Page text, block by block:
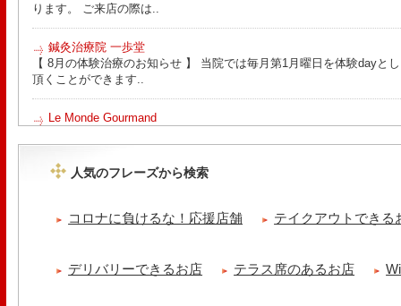
ります。 ご来店の際は..
鍼灸治療院 一歩堂
【 8月の体験治療のお知らせ 】 当院では毎月第1月曜日を体験dayと
頂くことができます..
Le Monde Gourmand
ッコラサラダをそえて)手..
【 平日限定ランチメニュー 】 ワンプレートランチ登場！！パスタや
人気のフレーズから検索
コロナに負けるな！応援店舗 テイクアウトできる
デリバリーできるお店 テラス席のあるお店